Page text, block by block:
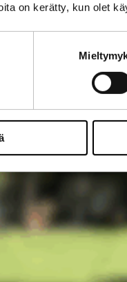
on kerätty, kun olet